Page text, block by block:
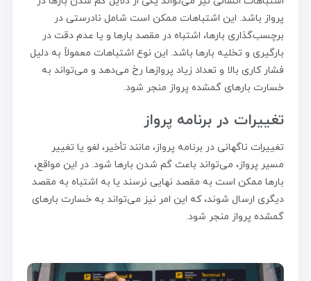
پرواز باشد. این اشتباهات ممکن است شامل نادرستی در
برچسب‌گذاری بارها، اشتباه در مقصد بارها و یا عدم دقت در
بارگیری و تخلیه بارها باشد. این نوع اشتباهات معمولاً به دلیل
فشار کاری بالا و تعداد زیاد پروازها رخ می‌دهد و می‌تواند به
خسارت بارهای گمشده پرواز منجر شود.
تغییرات در برنامه پرواز
تغییرات ناگهانی در برنامه پرواز، مانند تأخیر، لغو یا تغییر
مسیر پرواز، می‌تواند باعث گم شدن بارها شود. در این مواقع،
بارها ممکن است به مقصد نهایی نرسند یا به اشتباه به مقصد
دیگری ارسال شوند، که این امر نیز می‌تواند به خسارت بارهای
گمشده پرواز منجر شود.